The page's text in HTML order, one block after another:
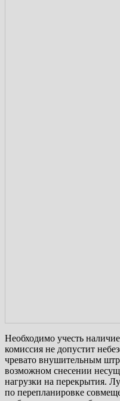
Необходимо учесть
комиссия не допустит
чревато внушительным
возможном снесении
нагрузки на перекрытия.
по перепланировке